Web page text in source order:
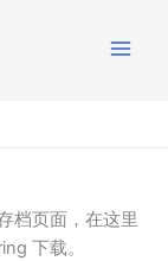
档页面，在这里
下载。